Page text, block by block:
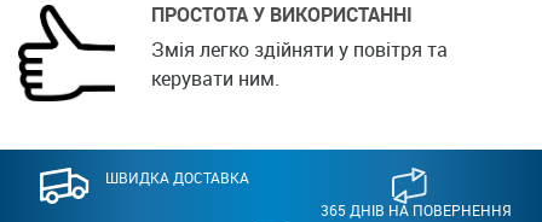
ПРОСТОТА У ВИКОРИСТАННІ
Змія легко здійняти у повітря та
керувати ним.
ШВИДКА ДОСТАВКА
365 ДНІВ НА ПОВЕРНЕННЯ